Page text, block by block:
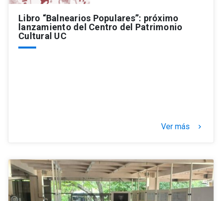
Libro “Balnearios Populares”: próximo
lanzamiento del Centro del Patrimonio
Cultural UC
Ver más keyboard_arrow_right